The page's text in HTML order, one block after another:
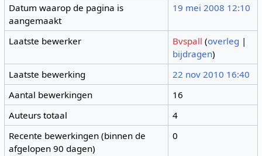
Datum waarop de pagina is
aangemaakt
19 mei 2008 12:10
Laatste bewerker Bvspall (overleg |
bijdragen)
Laatste bewerking
22 nov 2010 16:40
Aantal bewerkingen
16
Auteurs totaal
4
Recente bewerkingen (binnen de
afgelopen 90 dagen)
0